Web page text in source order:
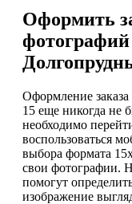
Оформить
фотографий
Оформление
15 еще никогда не
необходимо
воспользоваться
выбора формата
свои фотографии.
помогут
изображение